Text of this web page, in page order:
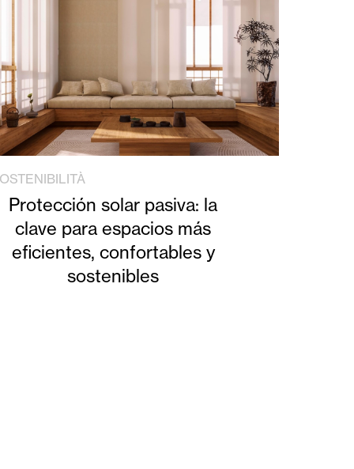
Protección solar pasiva: la
clave para espacios más
eficientes, confortables y
sostenibles